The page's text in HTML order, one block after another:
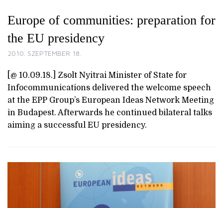
Europe of communities: preparation for
the EU presidency
2010. SZEPTEMBER 18.
[@ 10.09.18.] Zsolt Nyitrai Minister of State for
Infocommunications delivered the welcome speech
at the EPP Group’s European Ideas Network Meeting
in Budapest. Afterwards he continued bilateral talks
aiming a successful EU presidency.